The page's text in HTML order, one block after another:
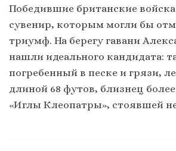
Победившие британские
сувенир, которым могли бы
триумф. На берегу гавани
нашли идеального кандидата:
погребенный в песке и грязи,
длиной 68 футов, близнец
«Иглы Клеопатры», стоявшей